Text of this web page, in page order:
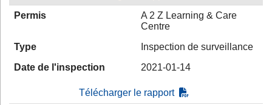
Permis
A 2 Z Learning & Care
Centre
Type
Inspection de surveillance
Date de l'inspection
2021-01-14
Télécharger le rapport